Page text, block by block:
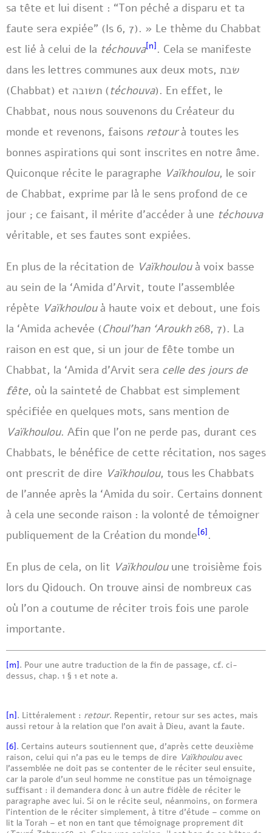
sa tête et lui disent : “Ton péché a disparu et ta
faute sera expiée” (Is 6, 7). » Le thème du Chabbat
est lié à celui de la téchouva[n] . Cela se manifeste
dans les lettres communes aux deux mots, שבת
(Chabbat) et תשובה (téchouva). En effet, le
Chabbat, nous nous souvenons du Créateur du
monde et revenons, faisons retourà toutes les
bonnes aspirations qui sont inscrites en notre âme.
Quiconque récite le paragraphe Vaïkhoulou, le soir
de Chabbat, exprime par là le sens profond de ce
jour ; ce faisant, il mérite d’accéder à une téchouva
véritable, et ses fautes sont expiées.
En plus de la récitation de Vaïkhoulouà voix basse
au sein de la ‘Amida d’Arvit, toute l’assemblée
répète Vaïkhoulouà haute voix et debout, une fois
la ‘Amida achevée (Choul’han ‘Aroukh268, 7). La
raison en est que, si un jour de fête tombe un
Chabbat, la ‘Amida d’Arvit sera celle des jours de
fête, où la sainteté de Chabbat est simplement
spécifiée en quelques mots, sans mention de
Vaïkhoulou. Afin que l’on ne perde pas, durant ces
Chabbats, le bénéfice de cette récitation, nos sages
ont prescrit de dire Vaïkhoulou, tous les Chabbats
de l’année après la ‘Amida du soir. Certains donnent
à cela une seconde raison : la volonté de témoigner
publiquement de la Création du monde[6] .
En plus de cela, on lit Vaïkhoulou une troisième fois
lors du Qidouch. On trouve ainsi de nombreux cas
où l’on a coutume de réciter trois fois une parole
importante.
[m]. Pour une autre traduction de la fin de passage, cf. ci-
dessus, chap. 1 § 1 et note a.
[n]. Littéralement : retour. Repentir, retour sur ses actes, mais
aussi retour à la relation que l’on avait à Dieu, avant la faute.
[6]. Certains auteurs soutiennent que, d’après cette deuxième
raison, celui qui n’a pas eu le temps de dire Vaïkhoulouavec
l’assemblée ne doit pas se contenter de le réciter seul ensuite,
car la parole d’un seul homme ne constitue pas un témoignage
suffisant : il demandera donc à un autre fidèle de réciter le
paragraphe avec lui. Si on le récite seul, néanmoins, on formera
l’intention de le réciter simplement, à titre d’étude – comme on
lit la Torah – et non en tant que témoignage proprement dit